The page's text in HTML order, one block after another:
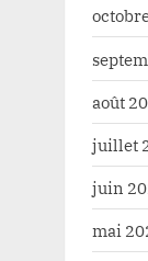
août
juillet
juin
mai